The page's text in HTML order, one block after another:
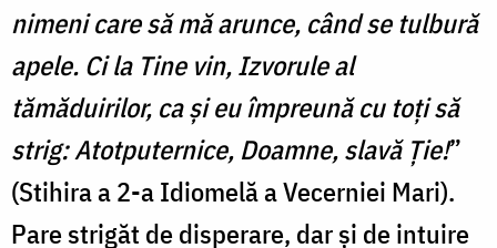
nimeni care să mă arunce, când se tulbură
apele. Ci la Tine vin, Izvorule al
tămăduirilor, ca și eu împreună cu toți să
strig: Atotputernice, Doamne, slavă Ție!”
(Stihira a 2-a Idiomelă a Vecerniei Mari).
Pare strigăt de disperare, dar și de intuire